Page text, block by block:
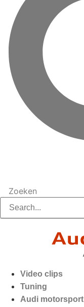
Zoeken
Video clips
Tuning
Audi motorsport